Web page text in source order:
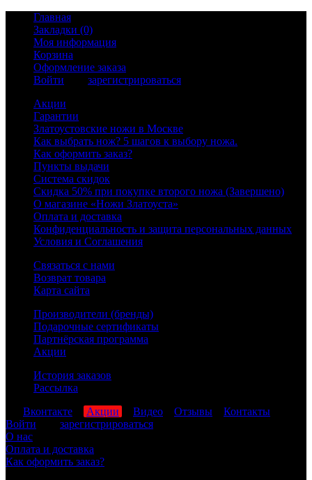
Главная
Закладки (0)
Моя информация
Корзина
Оформление заказа
Войти
зарегистрироваться
Акции
Гарантии
Златоустовские ножи в Москве
Как выбрать нож? 5 шагов к выбору ножа.
Как оформить заказ?
Пункты выдачи
Система скидок
Скидка 50% при покупке второго ножа (Завершено)
О магазине «Ножи Златоуста»
Оплата и доставка
Конфиденциальность и защита персональных данных
Условия и Соглашения
Связаться с нами
Возврат товара
Карта сайта
Производители (бренды)
Подарочные сертификаты
Партнёрская программа
Акции
История заказов
Рассылка
Вконтакте Акции Видео Отзывы
Контакты
Войти
зарегистрироваться
О нас
Оплата и доставка
Как оформить заказ?